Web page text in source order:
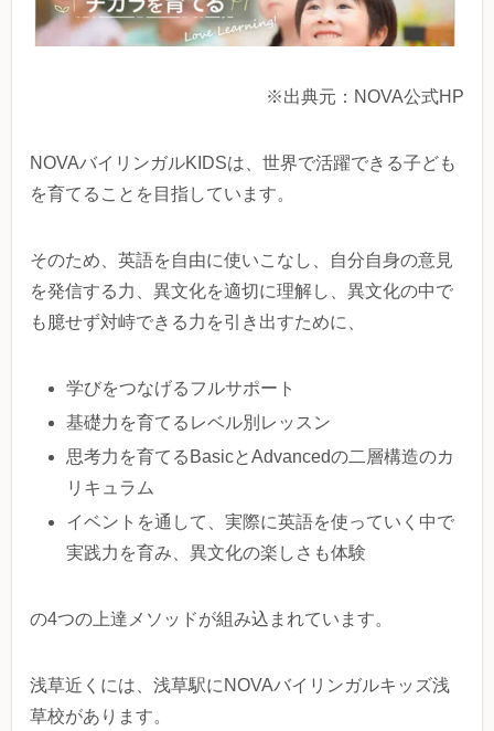
※出典元：NOVA公式HP
NOVAバイリンガルKIDSは、世界で活躍できる子ども
を育てることを目指しています。
そのため、英語を自由に使いこなし、自分自身の意見
を発信する力、異文化を適切に理解し、異文化の中で
も臆せず対峙できる力を引き出すために、
学びをつなげるフルサポート
基礎力を育てるレベル別レッスン
思考力を育てるBasicとAdvancedの二層構造のカ
リキュラム
イベントを通して、実際に英語を使っていく中で
実践力を育み、異文化の楽しさも体験
の4つの上達メソッドが組み込まれています。
浅草近くには、浅草駅にNOVAバイリンガルキッズ浅
草校があります。